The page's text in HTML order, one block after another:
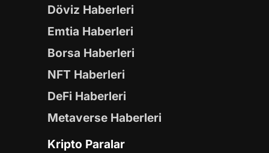
Döviz Haberleri
Emtia Haberleri
Borsa Haberleri
NFT Haberleri
DeFi Haberleri
Metaverse Haberleri
Kripto Paralar